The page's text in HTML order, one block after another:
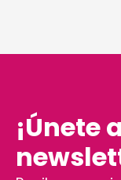
¡Únete